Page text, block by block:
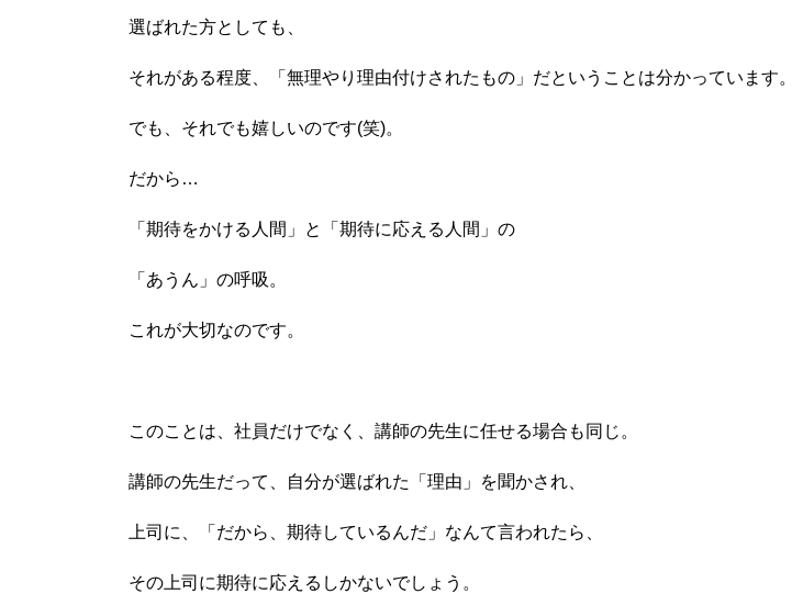
選ばれた方としても、
それがある程度、「無理やり理由付けされたもの」だということは分かっています。
でも、それでも嬉しいのです(笑)。
だから…
「期待をかける人間」と「期待に応える人間」の
「あうん」の呼吸。
これが大切なのです。
このことは、社員だけでなく、講師の先生に任せる場合も同じ。
講師の先生だって、自分が選ばれた「理由」を聞かされ、
上司に、「だから、期待しているんだ」なんて言われたら、
その上司に期待に応えるしかないでしょう。